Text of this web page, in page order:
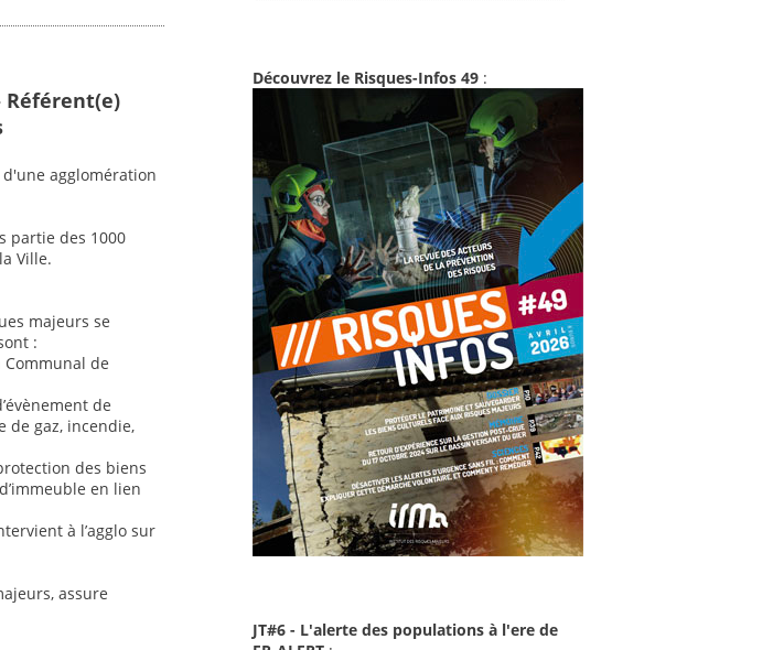
d'une agglomération
partie des 1000
Ville.
majeurs se
:
de
de
de gaz, incendie,
des biens
en lien
à l’agglo sur
assure
Découvrez le Risques-Infos 49 :
JT#6 - L'alerte des populations à l'ere de